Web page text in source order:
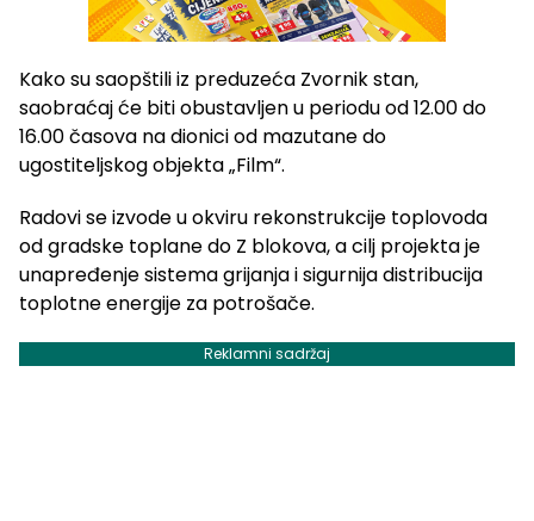
Kako su saopštili iz preduzeća Zvornik stan,
saobraćaj će biti obustavljen u periodu od 12.00 do
16.00 časova na dionici od mazutane do
ugostiteljskog objekta „Film“.
Radovi se izvode u okviru rekonstrukcije toplovoda
od gradske toplane do Z blokova, a cilj projekta je
unapređenje sistema grijanja i sigurnija distribucija
toplotne energije za potrošače.
Reklamni sadržaj